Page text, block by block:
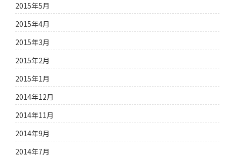
2015年5月
2015年4月
2015年3月
2015年2月
2015年1月
2014年12月
2014年11月
2014年9月
2014年7月